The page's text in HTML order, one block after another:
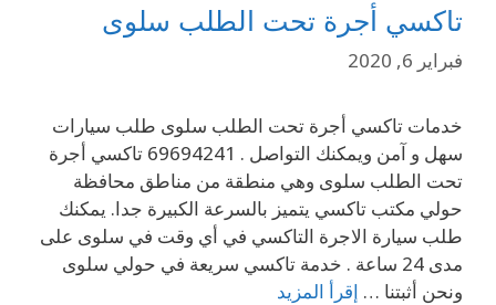
تاكسي أجرة تحت الطلب سلوى
فبراير 6, 2020
خدمات تاكسي أجرة تحت الطلب سلوى طلب سيارات
سهل و آمن ويمكنك التواصل . 69694241 تاكسي أجرة
تحت الطلب سلوى وهي منطقة من مناطق محافظة
حولي مكتب تاكسي يتميز بالسرعة الكبيرة جدا. يمكنك
طلب سيارة الاجرة التاكسي في أي وقت في سلوى على
مدى 24 ساعة . خدمة تاكسي سريعة في حولي سلوى
ونحن أثبتنا … إقرأ المزيد